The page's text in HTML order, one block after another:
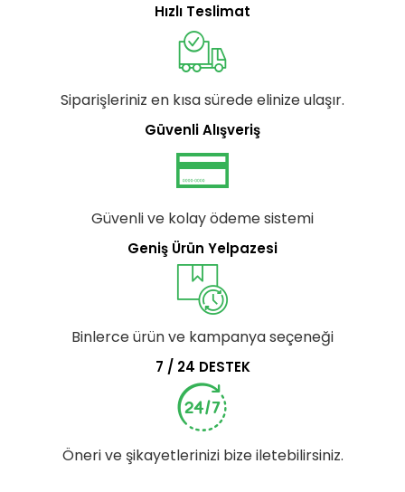
Hızlı Teslimat
Siparişleriniz en kısa sürede elinize ulaşır.
Güvenli Alışveriş
Güvenli ve kolay ödeme sistemi
Geniş Ürün Yelpazesi
Binlerce ürün ve kampanya seçeneği
7 / 24 DESTEK
Öneri ve şikayetlerinizi bize iletebilirsiniz.